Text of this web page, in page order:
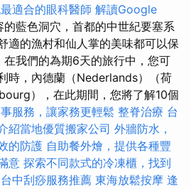
適合的眼科醫師 解讀Google
的藍色洞穴，首都的中世紀要塞系
適的漁村和仙人掌的美味都可以保
在我們的為期6天的旅行中，您可
時，內德蘭（Nederlands）（荷
），在此期間，您將了解10個
服務，讓家務更輕鬆 整脊治療 台
紹當地優質搬家公司 外牆防水，
的防護 自助餐外燴，提供各種豐
意 探索不同款式的冷凍櫃，找到
台中刮痧服務推薦 東海放鬆按摩 逢